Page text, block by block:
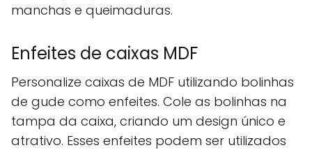
manchas e queimaduras.
Enfeites de caixas MDF
Personalize caixas de MDF utilizando bolinhas
de gude como enfeites. Cole as bolinhas na
tampa da caixa, criando um design único e
atrativo. Esses enfeites podem ser utilizados